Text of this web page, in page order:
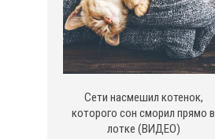
Сети насмешил котенок,
которого сон сморил прямо в
лотке (ВИДЕО)